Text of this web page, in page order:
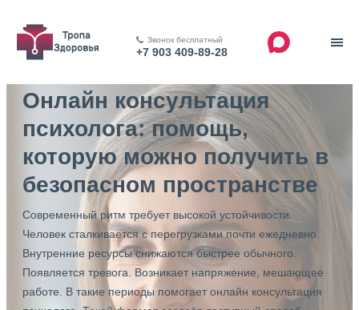
Звонок бесплатный
+7 903 409-89-28
Онлайн консультация
психолога: помощь,
которую можно получить в
безопасном пространстве
Современный ритм требует высокой устойчивости.
Человек сталкивается с перегрузками почти ежедневно.
Внутренние ресурсы снижаются быстрее обычного.
Появляется тревога. Возникает напряжение, мешающее
работе. В такие периоды помогает онлайн консультация